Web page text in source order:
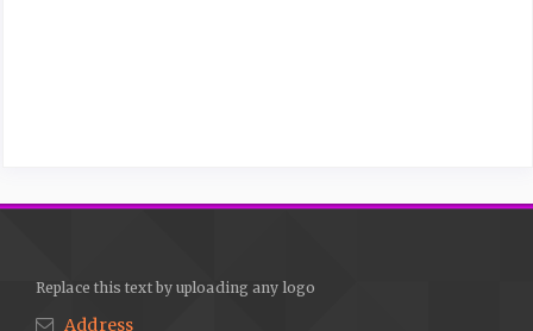
Replace this text by uploading any logo
Address